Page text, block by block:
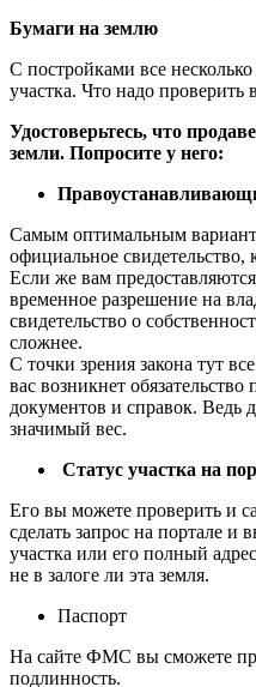
Бумаги на землю
С постройками все
участка. Что надо проверить
Удостоверьтесь, что
земли. Попросите у него:
Самым оптимальным
официальное свидетельство,
Если же вам
временное разрешение на
свидетельство о
сложнее.
С точки зрения закона тут
вас возникнет
документов и справок. Ведь
значимый вес.
Статус участка на
Его вы можете проверить и
сделать запрос на портале и
участка или его полный
не в залоге ли эта земля.
Паспорт
На сайте ФМС вы сможете
подлинность.